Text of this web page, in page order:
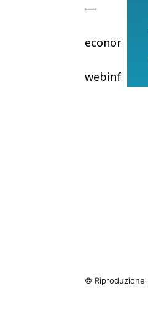
—
economia
© Riproduzione